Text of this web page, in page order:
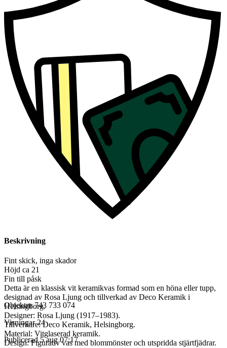
Beskrivning
Fint skick, inga skador
Höjd ca 21
Fin till påsk
Detta är en klassisk vit keramikvas formad som en höna eller tupp,
designad av Rosa Ljung och tillverkad av Deco Keramik i
Helsingborg.
Designer: Rosa Ljung (1917–1983).
Tillverkare: Deco Keramik, Helsingborg.
Material: Vitglaserad keramik.
Design: Figurativ vas med blommönster och utspridda stjärtfjädrar.
Objektnr 743 733 074
Visningar 24
Publicerad 5 aug 07:17